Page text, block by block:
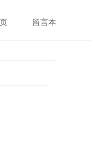
留言本